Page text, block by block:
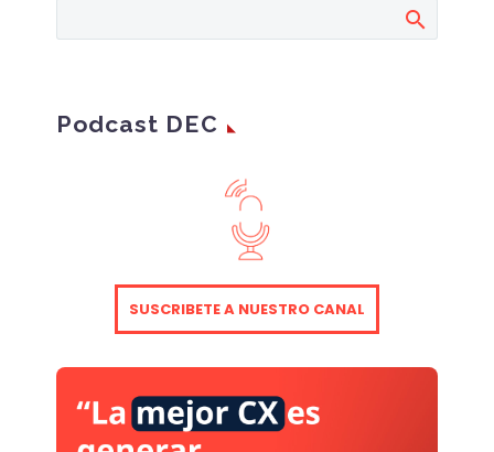
Podcast DEC
SUSCRIBETE A NUESTRO CANAL